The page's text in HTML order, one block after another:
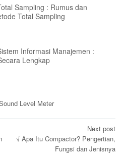
Sampling : Rumus dan
Total Sampling
Informasi Manajemen :
Lengkap
Level Meter
Next post
√ Apa Itu Compactor? Pengertian,
Fungsi dan Jenisnya